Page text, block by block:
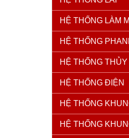
HỆ THỐNG LÀM
HỆ THỐNG
HỆ THỐNG
HỆ THỐNG ĐIỆN
HỆ THỐNG
HỆ THỐNG